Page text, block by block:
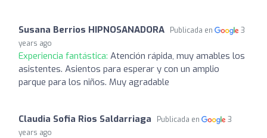
Susana Berrios HIPNOSANADORA Publicada en
3
years ago
Experiencia fantástica: Atención rápida, muy amables los
asistentes. Asientos para esperar y con un amplio
parque para los niños. Muy agradable
Claudia Sofia Rios Saldarriaga Publicada en
3
years ago